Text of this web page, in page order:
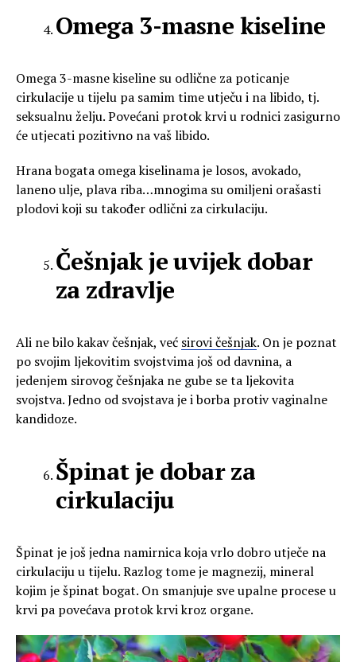
Omega 3-masne kiseline
Omega 3-masne kiseline su odlične za poticanje
cirkulacije u tijelu pa samim time utječu i na libido, tj.
seksualnu želju. Povećani protok krvi u rodnici zasigurno
će utjecati pozitivno na vaš libido.
Hrana bogata omega kiselinama je losos, avokado,
laneno ulje, plava riba…mnogima su omiljeni orašasti
plodovi koji su također odlični za cirkulaciju.
Češnjak je uvijek dobar
za zdravlje
Ali ne bilo kakav češnjak, već sirovi češnjak. On je poznat
po svojim ljekovitim svojstvima još od davnina, a
jedenjem sirovog češnjaka ne gube se ta ljekovita
svojstva. Jedno od svojstava je i borba protiv vaginalne
kandidoze.
Špinat je dobar za
cirkulaciju
Špinat je još jedna namirnica koja vrlo dobro utječe na
cirkulaciju u tijelu. Razlog tome je magnezij, mineral
kojim je špinat bogat. On smanjuje sve upalne procese u
krvi pa povećava protok krvi kroz organe.